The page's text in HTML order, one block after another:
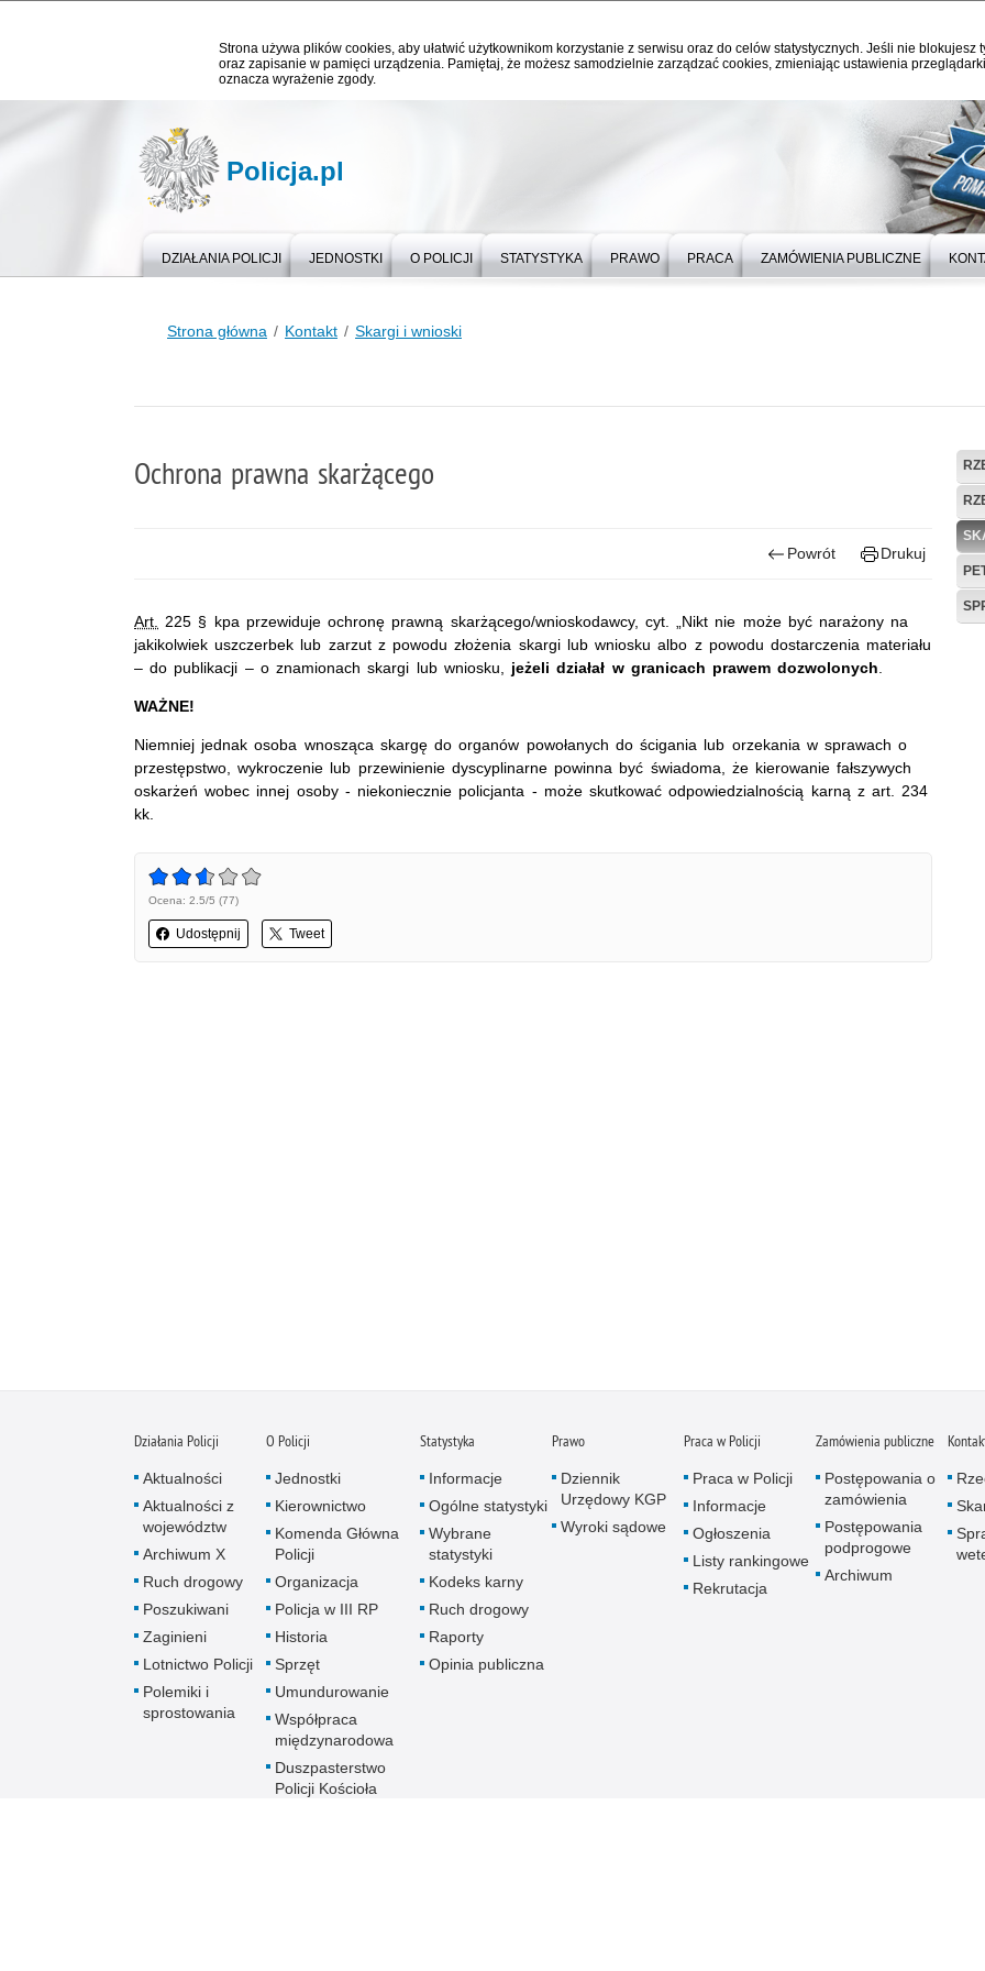
Strona używa plików cookies, aby ułatwić użytkownikom korzystanie z serwisu oraz do celów statystycznych. Jeśli nie blokujesz
oraz zapisanie w pamięci urządzenia. Pamiętaj, że możesz samodzielnie zarządzać cookies, zmieniając ustawienia
oznacza wyrażenie zgody.
Policja.pl
DZIAŁANIA POLICJI JEDNOSTKI O POLICJI STATYSTYKA PRAWO PRACA ZAMÓWIENIA PUBLICZNE
Strona główna Kontakt Skargi i wnioski
Ochrona prawna skarżącego
Powrót Drukuj
Art.
225 § kpa przewiduje ochronę prawną skarżącego/wnioskodawcy, cyt. „Nikt nie może być narażony na
jakikolwiek uszczerbek lub zarzut z powodu złożenia skargi lub wniosku albo z powodu dostarczenia materiału
– do publikacji – o znamionach skargi lub wniosku, jeżeli działał w granicach prawem dozwolonych
WAŻNE!
Niemniej jednak osoba wnosząca skargę do organów powołanych do ścigania lub orzekania w sprawach o
przestępstwo, wykroczenie lub przewinienie dyscyplinarne powinna być świadoma, że kierowanie fałszywych
oskarżeń wobec innej osoby - niekoniecznie policjanta - może skutkować odpowiedzialnością karną z art. 234
kk.
Ocena: 2.5/5 (77)
Udostępnij Tweet
Działania Policji
Aktualności
Aktualności z
województw
Archiwum X
Ruch drogowy
Poszukiwani
Zaginieni
Lotnictwo Policji
Polemiki i
sprostowania
O Policji
Jednostki
Kierownictwo
Komenda Główna
Policji
Organizacja
Policja w III RP
Historia
Sprzęt
Umundurowanie
Współpraca
międzynarodowa
Duszpasterstwo
Policji Kościoła
Statystyka
Informacje
Ogólne statystyki
Wybrane
statystyki
Kodeks karny
Ruch drogowy
Raporty
Opinia publiczna
Prawo
Dziennik
Urzędowy KGP
Wyroki sądowe
Praca w Policji
Praca w Policji
Informacje
Ogłoszenia
Listy rankingowe
Rekrutacja
Zamówienia publiczne
Postępowania o
zamówienia
Postępowania
podprogowe
Archiwum